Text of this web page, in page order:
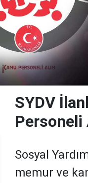
SYDV
Personeli
Sosyal
memur ve